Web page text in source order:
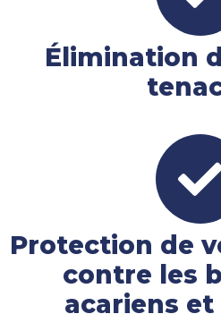
Élimination
Protection de
contre les
acariens